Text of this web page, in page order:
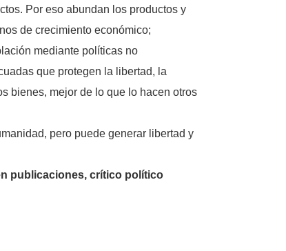
Por eso abundan los productos y
de crecimiento económico;
mediante políticas no
que protegen la libertad, la
bienes, mejor de lo que lo hacen otros
pero puede generar libertad y
publicaciones, crítico político